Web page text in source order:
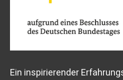
Ein inspirierender